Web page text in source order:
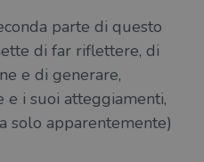
parte di questo
di far riflettere, di
e di generare,
i suoi atteggiamenti,
solo apparentemente)